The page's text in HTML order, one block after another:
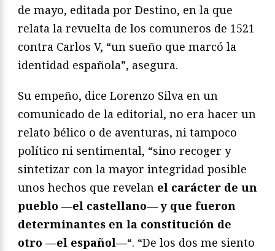
de mayo, editada por Destino, en la que
relata la revuelta de los comuneros de 1521
contra Carlos V, “un sueño que marcó la
identidad española”, asegura.
Su empeño, dice Lorenzo Silva en un
comunicado de la editorial, no era hacer un
relato bélico o de aventuras, ni tampoco
político ni sentimental, “sino recoger y
sintetizar con la mayor integridad posible
unos hechos que revelan el carácter de un
pueblo —el castellano— y que fueron
determinantes en la constitución de
otro —el español—“. “De los dos me siento